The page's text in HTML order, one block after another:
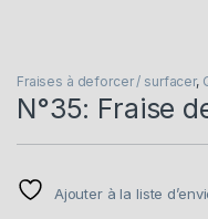
Fraises à deforcer / surfacer,
N°35: Fraise
Ajouter à la liste